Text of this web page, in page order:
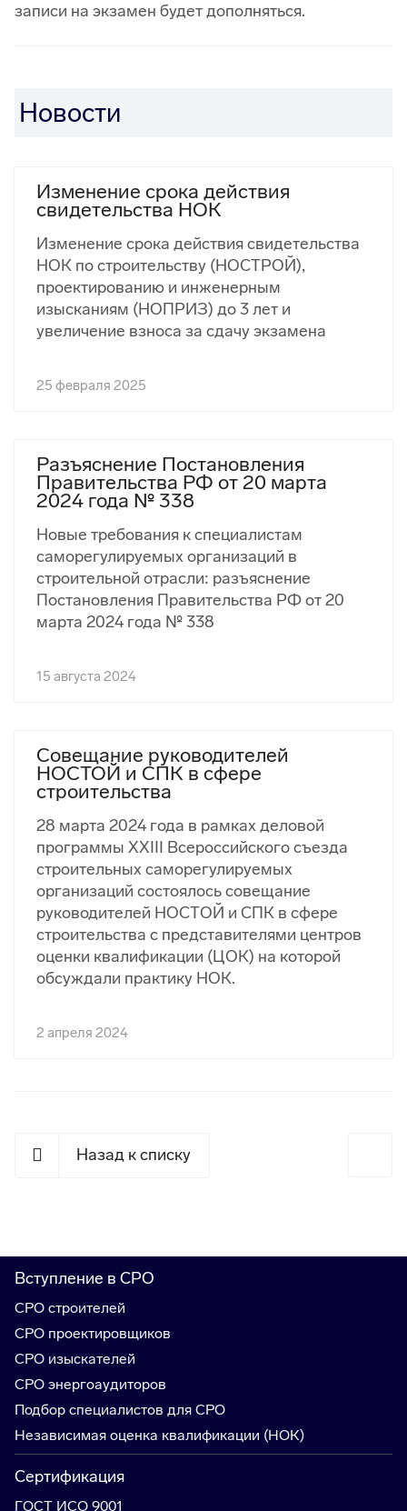
записи на экзамен будет дополняться.
Новости
25 февраля 2025
Изменение срока действия
свидетельства НОК
Изменение срока действия свидетельства
НОК по строительству (НОСТРОЙ),
проектированию и инженерным
изысканиям (НОПРИЗ) до 3 лет и
увеличение взноса за сдачу экзамена
15 августа 2024
Разъяснение Постановления
Правительства РФ от 20 марта
2024 года № 338
Новые требования к специалистам
саморегулируемых организаций в
строительной отрасли: разъяснение
Постановления Правительства РФ от 20
марта 2024 года № 338
2 апреля 2024
Совещание руководителей
НОСТОЙ и СПК в сфере
строительства
28 марта 2024 года в рамках деловой
программы XXIII Всероссийского съезда
строительных саморегулируемых
организаций состоялось совещание
руководителей НОСТОЙ и СПК в сфере
строительства с представителями центров
оценки квалификации (ЦОК) на которой
обсуждали практику НОК.
Назад к списку
Вступление в СРО
СРО строителей
СРО проектировщиков
СРО изыскателей
СРО энергоаудиторов
Подбор специалистов для СРО
Независимая оценка квалификации (НОК)
Сертификация
ГОСТ ИСО 9001